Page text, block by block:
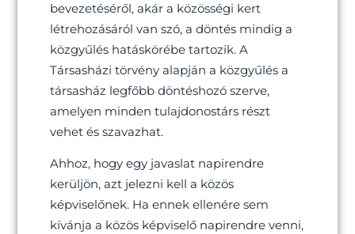
bevezetéséről, akár a közösségi kert
létrehozásáról van szó, a döntés mindig a
közgyűlés hatáskörébe tartozik. A
Társasházi törvény alapján a közgyűlés a
társasház legfőbb döntéshozó szerve,
amelyen minden tulajdonostárs részt
vehet és szavazhat.
Ahhoz, hogy egy javaslat napirendre
kerüljön, azt jelezni kell a közös
képviselőnek. Ha ennek ellenére sem
kívánja a közös képviselő napirendre venni,